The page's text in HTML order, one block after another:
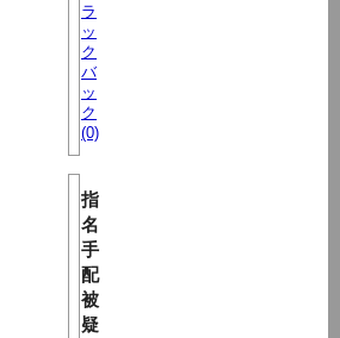
ラ
ッ
ク
バ
ッ
ク
(0)
指
名
手
配
被
疑